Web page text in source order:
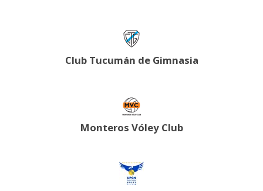
Club Tucumán de Gimnasia
Monteros Vóley Club